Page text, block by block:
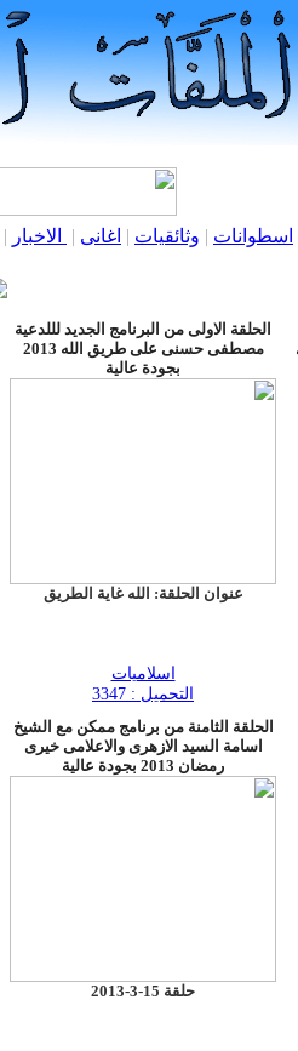
اسطوانات | وثائقيات | اغانى | الاخبار |
الحلقة الاولى من البرنامج الجديد لللدعية
مصطفى حسنى على طريق الله 2013
بجودة عالية
عنوان الحلقة: الله غاية الطريق
اسلاميات
التحميل : 3347
الحلقة الثامنة من برنامج ممكن مع الشيخ
اسامة السيد الازهرى والاعلامى خيرى
رمضان 2013 بجودة عالية
حلقة 15-3-2013